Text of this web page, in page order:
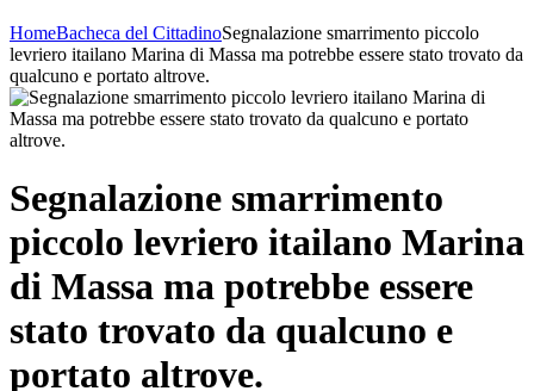
HomeBacheca del CittadinoSegnalazione smarrimento piccolo
levriero itailano Marina di Massa ma potrebbe essere stato trovato da
qualcuno e portato altrove.⁩
Segnalazione smarrimento
piccolo levriero itailano Marina
di Massa ma potrebbe essere
stato trovato da qualcuno e
portato altrove.⁩